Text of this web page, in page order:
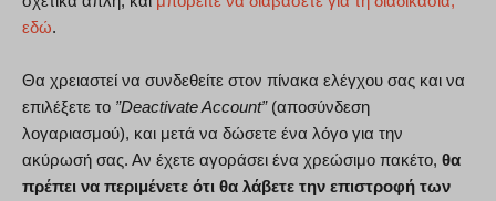
εδώ.
Θα χρειαστεί να συνδεθείτε στον πίνακα ελέγχου σας και να
επιλέξετε το ”Deactivate Account”(αποσύνδεση
λογαριασμού), και μετά να δώσετε ένα λόγο για την
ακύρωσή σας. Αν έχετε αγοράσει ένα χρεώσιμο πακέτο, θα
πρέπει να περιμένετε ότι θα λάβετε την επιστροφή των